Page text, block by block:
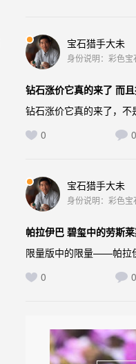
宝石猎手大未
身份说明：彩色
钻石涨价它真的来了 而
钻石涨价它真的来了，
0
0
宝石猎手大未
身份说明：彩色
帕拉伊巴 碧玺中的劳斯
限量版中的限量——帕拉
0
0